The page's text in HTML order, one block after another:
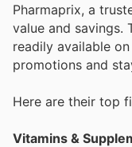
Pharmaprix, a
value and savings.
readily available
promotions and
Here are their top
Vitamins &